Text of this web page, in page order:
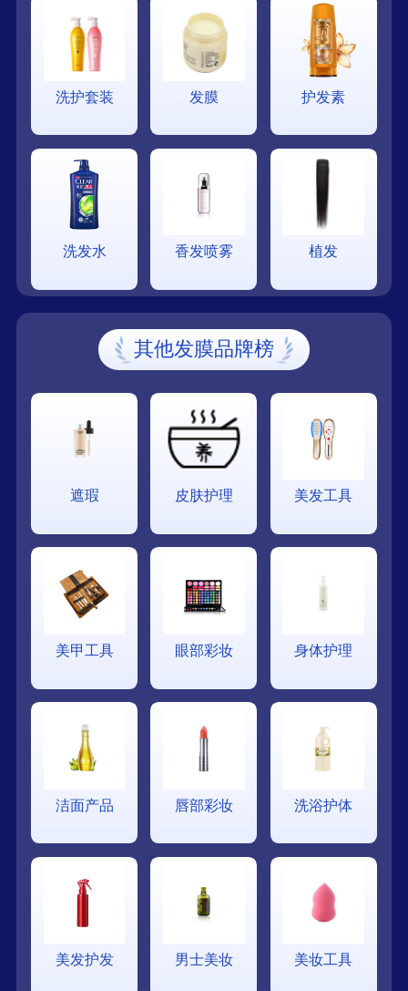
洗护套装 发膜 护发素
洗发水 香发喷雾 植发
其他发膜品牌榜
遮瑕 皮肤护理 美发工具
美甲工具 眼部彩妆 身体护理
洁面产品 唇部彩妆 洗浴护体
美发护发 男士美妆 美妆工具